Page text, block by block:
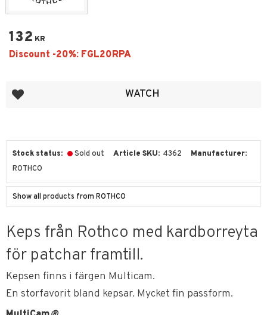
132 KR
Add to favorites WATCH
Stock status Sold out Article SKU 4362
Manufacturer
ROTHCO
Show all products from ROTHCO
Keps från Rothco med kardborreyta
för patchar framtill.
Kepsen finns i färgen Multicam.
En storfavorit bland kepsar. Mycket fin passform.